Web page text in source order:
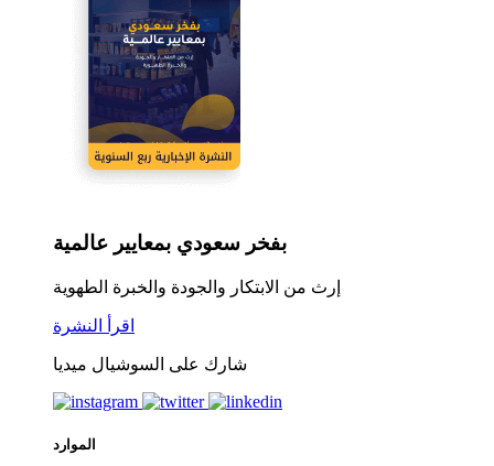
بفخر سعودي بمعايير عالمية
إرث من الابتكار والجودة والخبرة الطهوية
اقرأ النشرة
شارك على السوشيال ميديا
الموارد